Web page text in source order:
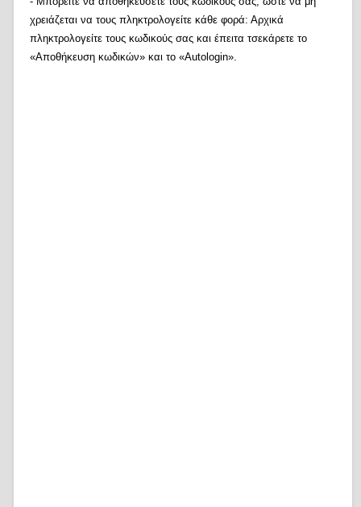
χρειάζεται να τους πληκτρολογείτε κάθε φορά: Αρχικά
πληκτρολογείτε τους κωδικούς σας και έπειτα τσεκάρετε το
«Αποθήκευση κωδικών» και το «Autologin».